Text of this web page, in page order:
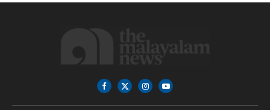
Facebook
X
(Twitter)
InstagramYouTube